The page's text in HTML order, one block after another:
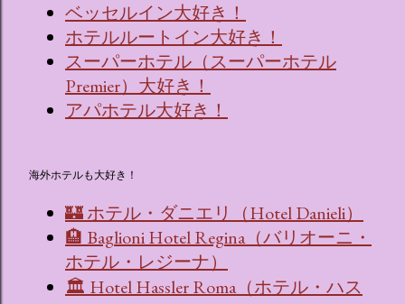
ベッセルイン大好き！
ホテルルートイン大好き！
スーパーホテル（スーパーホテル
Premier）大好き！
アパホテル大好き！
海外ホテルも大好き！
🏰 ホテル・ダニエリ（Hotel Danieli）
🏨 Baglioni Hotel Regina（バリオーニ・
ホテル・レジーナ）
🏛 Hotel Hassler Roma（ホテル・ハス